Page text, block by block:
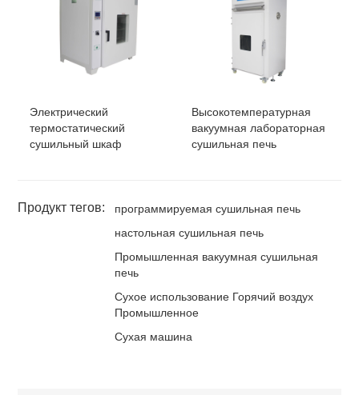
Электрический
термостатический
сушильный шкаф
Высокотемпературная
вакуумная лабораторная
сушильная печь
Продукт тегов:
программируемая сушильная печь
настольная сушильная печь
Промышленная вакуумная сушильная
печь
Сухое использование Горячий воздух
Промышленное
Сухая машина